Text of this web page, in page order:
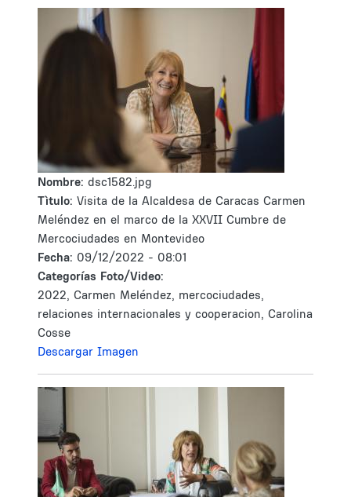
Nombre: dsc1582.jpg
Tìtulo: Visita de la Alcaldesa de Caracas Carmen
Meléndez en el marco de la XXVII Cumbre de
Mercociudades en Montevideo
Fecha: 09/12/2022 - 08:01
Categorías Foto/Video:
2022, Carmen Meléndez, mercociudades,
relaciones internacionales y cooperacion, Carolina
Cosse
Descargar Imagen